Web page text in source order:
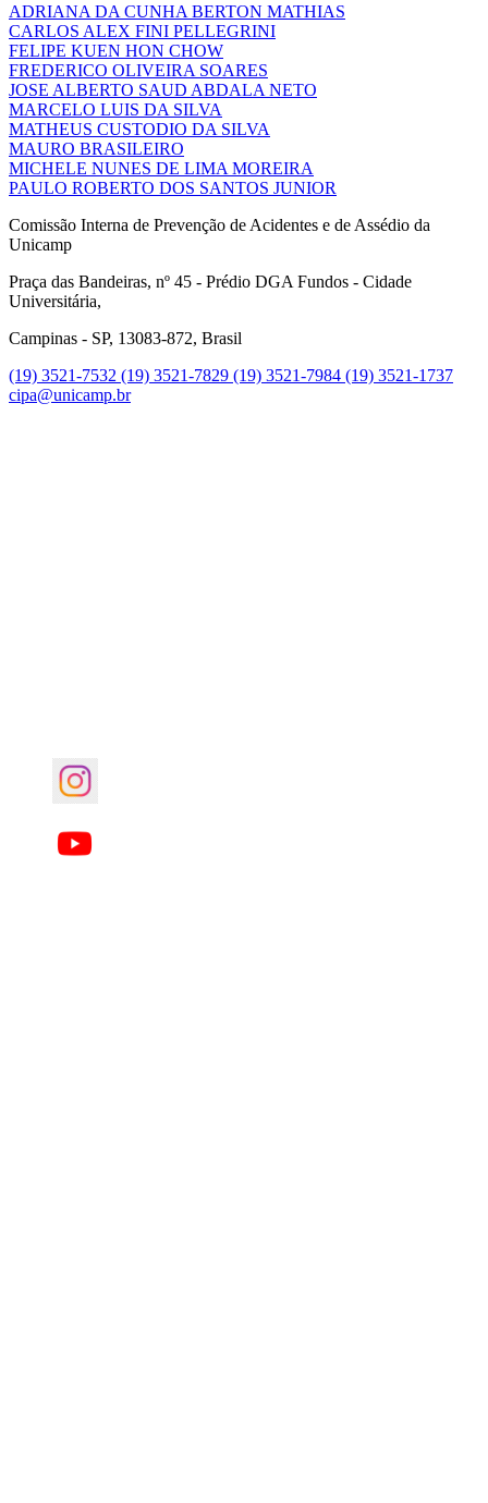
ADRIANA DA CUNHA BERTON MATHIAS
CARLOS ALEX FINI PELLEGRINI
FELIPE KUEN HON CHOW
FREDERICO OLIVEIRA SOARES
JOSE ALBERTO SAUD ABDALA NETO
MARCELO LUIS DA SILVA
MATHEUS CUSTODIO DA SILVA
MAURO BRASILEIRO
MICHELE NUNES DE LIMA MOREIRA
PAULO ROBERTO DOS SANTOS JUNIOR
Comissão Interna de Prevenção de Acidentes e de Assédio da
Unicamp
Praça das Bandeiras, nº 45 - Prédio DGA Fundos - Cidade
Universitária,
Campinas - SP, 13083-872, Brasil
(19) 3521-7532 (19) 3521-7829 (19) 3521-7984 (19) 3521-1737
cipa@unicamp.br